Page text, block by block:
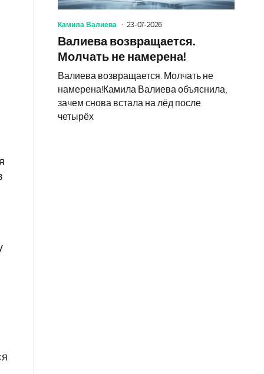
Камила Валиева 23-07-2026
Валиева возвращается.
Молчать не намерена!
Валиева возвращается. Молчать не
намерена!Камила Валиева объяснила,
зачем снова встала на лёд после
четырёх